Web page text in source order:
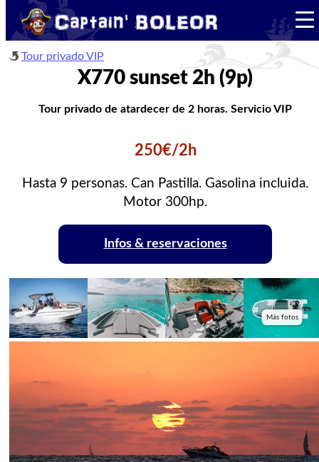
Tour privado VIP
X770 sunset 2h (9p)
Tour privado de atardecer de 2 horas. Servicio VIP
250€/2h
Hasta 9 personas. Can Pastilla. Gasolina incluida.
Motor 300hp.
Infos & reservaciones
Más fotos